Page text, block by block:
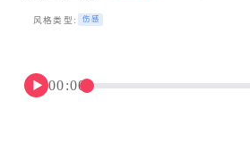
风格类型: 伤感
▶ 00:00